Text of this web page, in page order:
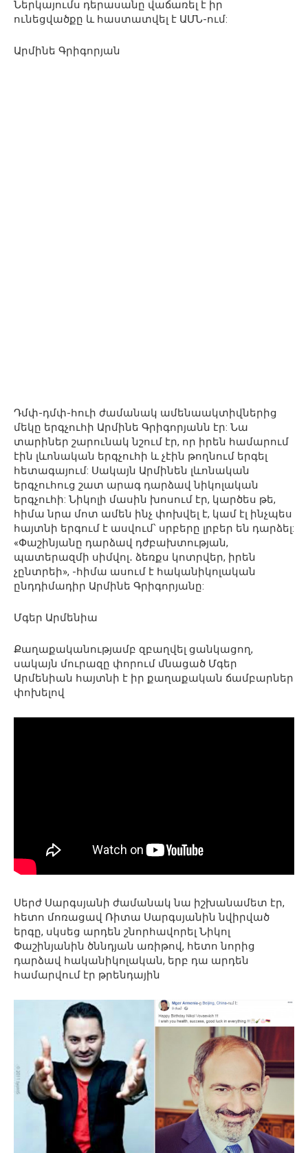
Ներկայումս դերասանը վաճառել է իր
ունեցվածքը և հաստատվել է ԱՄՆ-ում:
Արմինե Գրիգորյան
Դմփ-դմփ-հուի ժամանակ ամենաակտիվներից
մեկը երգչուհի Արմինե Գրիգորյանն էր: Նա
տարիներ շարունակ նշում էր, որ իրեն համարում
էին լևոնական երգչուհի և չէին թողնում երգել
հետագայում: Սակայն Արմինեն լևոնական
երգչուհուց շատ արագ դարձավ նիկոլական
երգչուհի: Նիկոլի մասին խոսում էր, կարծես թե,
հիմա նրա մոտ ամեն ինչ փոխվել է, կամ էլ ինչպես
հայտնի երգում է ասվում՝ սրբերը լրբեր են դարձել:
«Փաշինյանը դարձավ դժբախտության,
պատերազմի սիմվոլ․ ձեռքս կոտրվեր, իրեն
չընտրեի», -հիմա ասում է հականիկոլական
ընդդիմադիր Արմինե Գրիգորյանը:
Մգեր Արմենիա
Քաղաքականությամբ զբաղվել ցանկացող,
սակայն մուրազը փորում մնացած Մգեր
Արմենիան հայտնի է իր քաղաքական ճամբարներ
փոխելով
Սերժ Սարգսյանի ժամանակ նա իշխանամետ էր,
հետո մոռացավ Ռիտա Սարգսյանին նվիրված
երգը, սկսեց արդեն շնորհավորել Նիկոլ
Փաշինյանին ծննդյան առիթով, հետո նորից
դարձավ հականիկոլական, երբ դա արդեն
համարվում էր թրենդային